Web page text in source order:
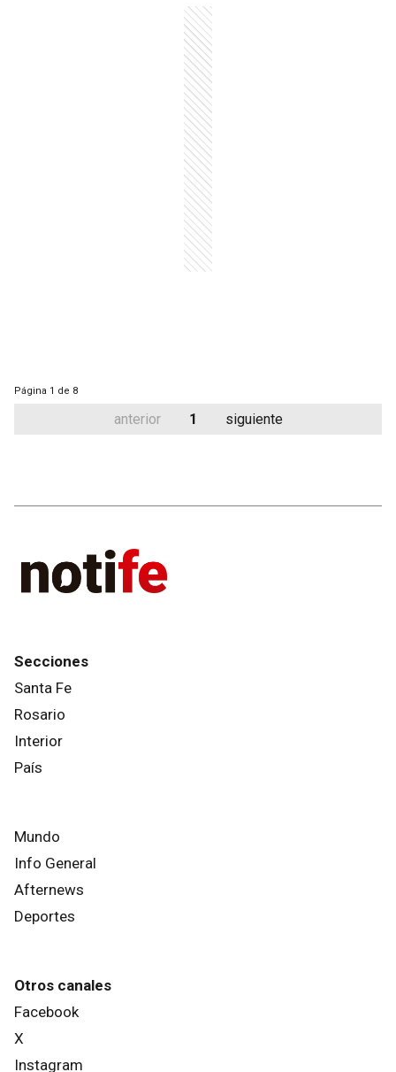
Página 1 de 8
anterior 1 siguiente
Secciones
Santa Fe
Rosario
Interior
País
Mundo
Info General
Afternews
Deportes
Otros canales
Facebook
X
Instagram